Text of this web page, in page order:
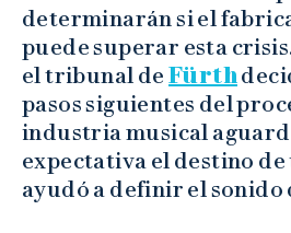
determinarán si el
puede superar esta
el tribunal de Fürth
pasos siguientes del
industria musical
expectativa el destino de
ayudó a definir el sonido